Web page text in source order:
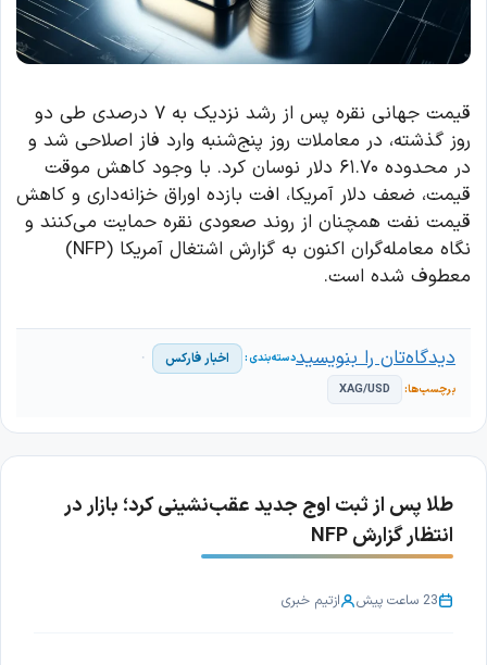
قیمت جهانی نقره پس از رشد نزدیک به ۷ درصدی طی دو
روز گذشته، در معاملات روز پنج‌شنبه وارد فاز اصلاحی شد و
در محدوده ۶۱.۷۰ دلار نوسان کرد. با وجود کاهش موقت
قیمت، ضعف دلار آمریکا، افت بازده اوراق خزانه‌داری و کاهش
قیمت نفت همچنان از روند صعودی نقره حمایت می‌کنند و
نگاه معامله‌گران اکنون به گزارش اشتغال آمریکا (NFP)
معطوف شده است.
اخبار فارکس
XAG/USD
دیدگاه‌تان را بنویسید
طلا پس از ثبت اوج جدید عقب‌نشینی کرد؛ بازار در
انتظار گزارش NFP
23 ساعت پیش ازتیم خبری